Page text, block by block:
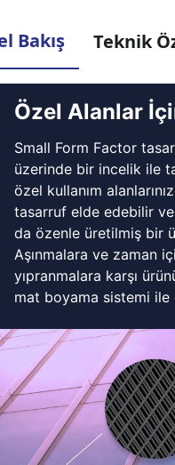
Bakış Teknik
Özel Alanlar
Small Form Factor
üzerinde bir incelik ile
özel kullanım
tasarruf elde edebilir
da özenle üretilmiş bir
Aşınmalara ve zaman
yıpranmalara karşı
mat boyama sistemi